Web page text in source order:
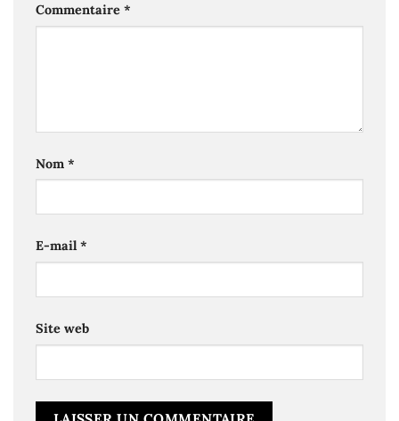
Commentaire *
Nom *
E-mail*
Site web